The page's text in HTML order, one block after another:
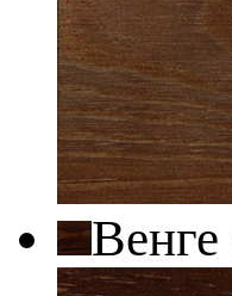
Венге